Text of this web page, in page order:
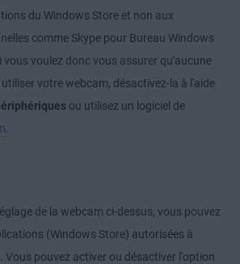
du Windows Store et non aux
comme Skype pour Bureau Windows
vous voulez donc vous assurer qu'aucune
votre webcam, désactivez-la à l'aide
ou utilisez un logiciel de
de la webcam ci-dessus, vous pouvez
(Windows Store) autorisées à
Vous pouvez activer ou désactiver l'option